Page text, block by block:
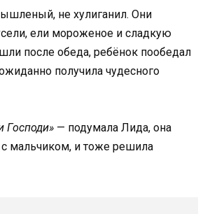
не хулиганил. Они
ели мороженое и сладкую
после обеда, ребёнок пообедал
получила чудесного
Господи» — подумала Лида, она
мальчиком, и тоже решила